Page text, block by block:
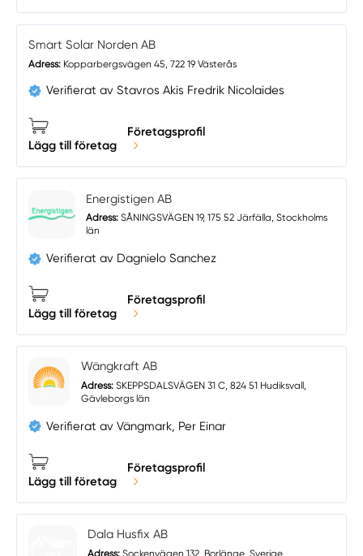
Smart Solar Norden AB
Adress:Kopparbergsvägen 45, 722 19 Västerås
Verifierat av Stavros Akis Fredrik Nicolaides
Lägg till företag
Företagsprofil
Energistigen AB
Adress: SÅNINGSVÄGEN 19, 175 52 Järfälla, Stockholms
län
Verifierat av Dagnielo Sanchez
Lägg till företag
Företagsprofil
Wängkraft AB
Adress:SKEPPSDALSVÄGEN 31 C, 824 51 Hudiksvall,
Gävleborgs län
Verifierat av Vängmark, Per Einar
Lägg till företag
Företagsprofil
Dala Husfix AB
Adress: Sockenvägen 132, Borlänge, Sverige